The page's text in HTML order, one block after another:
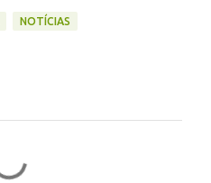
NOTÍCIAS